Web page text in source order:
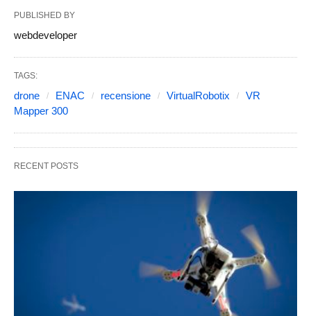
PUBLISHED BY
webdeveloper
TAGS:
drone ENAC recensione VirtualRobotix
VR
Mapper 300
RECENT POSTS